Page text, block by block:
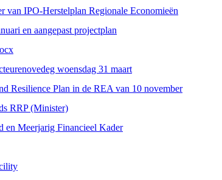
IPO-Herstelplan Regionale Economieën
en aangepast projectplan
woensdag 31 maart
Resilience Plan in de REA van 10 november
RRP (Minister)
en Meerjarig Financieel Kader